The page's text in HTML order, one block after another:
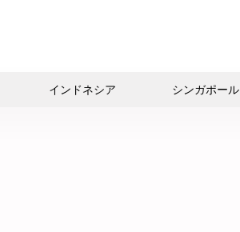
インドネシア シンガポール